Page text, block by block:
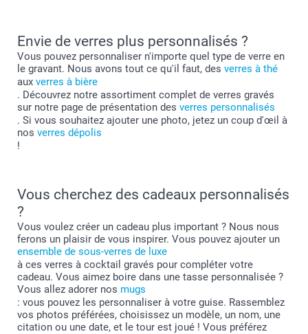
Envie de verres plus personnalisés ?
Vous pouvez personnaliser n'importe quel type de verre en
le gravant. Nous avons tout ce qu'il faut, des verres à thé
aux verres à bière
. Découvrez notre assortiment complet de verres gravés
sur notre page de présentation des verres personnalisés
. Si vous souhaitez ajouter une photo, jetez un coup d'œil à
nos verres dépolis
!
Vous cherchez des cadeaux personnalisés
?
Vous voulez créer un cadeau plus important ? Nous nous
ferons un plaisir de vous inspirer. Vous pouvez ajouter un
ensemble de sous-verres de luxe
à ces verres à cocktail gravés pour compléter votre
cadeau. Vous aimez boire dans une tasse personnalisée ?
Vous allez adorer nos mugs
: vous pouvez les personnaliser à votre guise. Rassemblez
vos photos préférées, choisissez un modèle, un nom, une
citation ou une date, et le tour est joué ! Vous préférez